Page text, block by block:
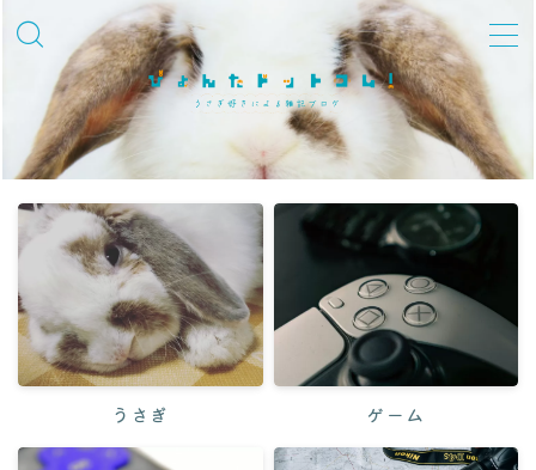
MENU
飼育知識・しつけ
品種紹介
性格・しぐさ
習性・行動学
グッズ・環境整備
冬対策
夏対策
うさぎ ゲーム